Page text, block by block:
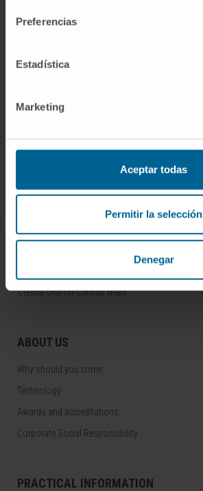
Preferencias
Estadística
Marketing
Aceptar todas
Permitir la selección
Denegar
Cancer Center
Medical Services
RESEARCH AND CLINICAL TRIALS
Central Unit for Clinical Trials
ABOUT US
Why should you come
Technology
Awards and accreditations
Corporate Social Responsibility
PRACTICAL INFORMATION